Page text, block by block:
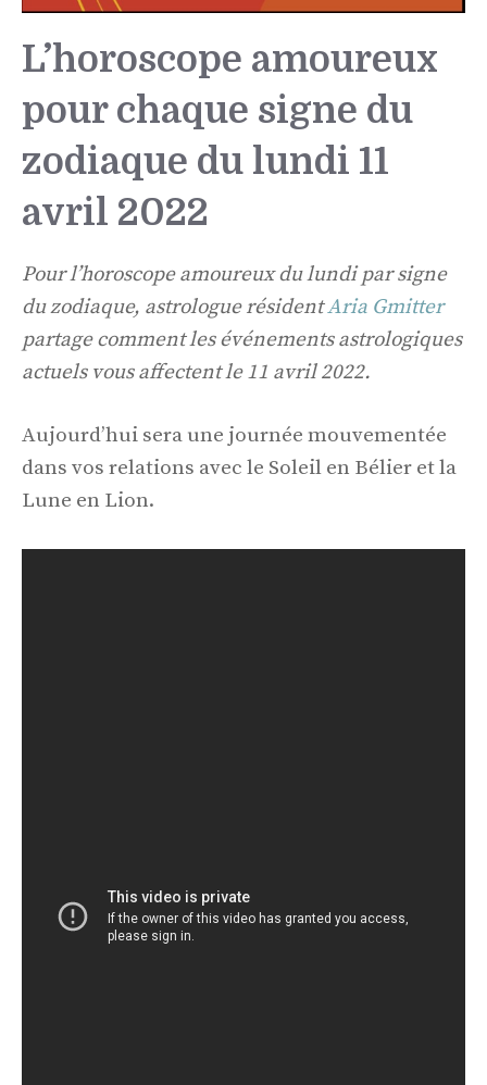
L’horoscope amoureux
pour chaque signe du
zodiaque du lundi 11
avril 2022
Pour l’horoscope amoureux du lundi par signe
du zodiaque, astrologue résidentAria Gmitter
partage comment les événements astrologiques
actuels vous affectent le 11 avril 2022.
Aujourd’hui sera une journée mouvementée
dans vos relations avec le Soleil en Bélier et la
Lune en Lion.